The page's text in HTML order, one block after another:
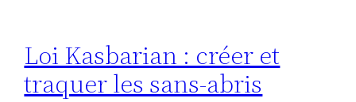
Loi Kasbarian : créer et
traquer les sans-abris